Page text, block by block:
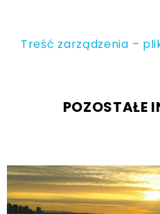
Treść zarządzenia –
POZOSTAŁE